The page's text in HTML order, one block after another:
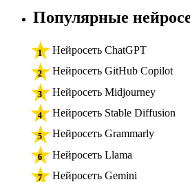
Популярные
Нейросеть ChatGPT
Нейросеть GitHub Copilot
Нейросеть Midjourney
Нейросеть Stable Diffusion
Нейросеть Grammarly
Нейросеть Llama
Нейросеть Gemini